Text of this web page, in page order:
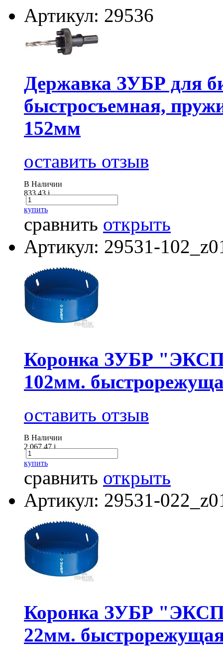
Артикул: 29536
Державка ЗУБР для
быстросъемная,
152мм
оставить отзыв
В Наличии
833.43i
купить
сравнить открыть
Артикул: 29531-
Коронка ЗУБР
102мм.
оставить отзыв
В Наличии
2 067.47i
купить
сравнить открыть
Артикул: 29531-
Коронка ЗУБР
22мм.